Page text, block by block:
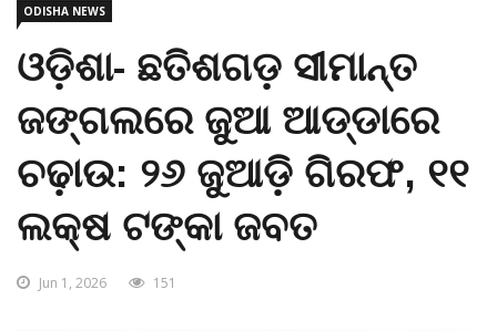
ODISHA NEWS
ଓଡ଼ିଶା- ଛତିଶଗଡ଼ ସୀମାନ୍ତ
ଜଙ୍ଗଲରେ ଜୁଆ ଆଡ୍ଡାରେ
ଚଢ଼ାଉ: ୨୬ ଜୁଆଡ଼ି ଗିରଫ, ୧୧
ଲକ୍ଷ ଟଙ୍କା ଜବତ
Jun 1, 2026 151